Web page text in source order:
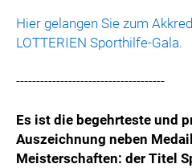
Hier gelangen Sie zum
LOTTERIEN Sporthilfe-Gala.
-------------------------------------
Es ist die begehrteste und
Auszeichnung neben
Meisterschaften: der Titel